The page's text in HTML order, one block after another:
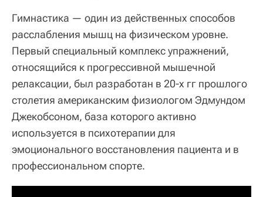
Гимнастика — один из действенных способов
расслабления мышц на физическом уровне.
Первый специальный комплекс упражнений,
относящийся к прогрессивной мышечной
релаксации, был разработан в 20-х гг прошлого
столетия американским физиологом Эдмундом
Джекобсоном, база которого активно
используется в психотерапии для
эмоционального восстановления пациента и в
профессиональном спорте.